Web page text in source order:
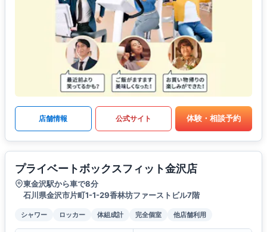
店舗情報 公式サイト 体験・相談予約
プライベートボックスフィット金沢店
東金沢駅から車で8分
石川県金沢市片町1-1-29香林坊ファーストビル7階
シャワー ロッカー 体組成計 完全個室 他店舗利用